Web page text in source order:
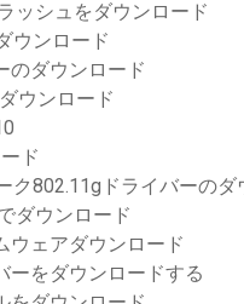
ッシュをダウンロード
ウンロード
のダウンロード
ウンロード
ド
ク802.11gドライバーのダ
ダウンロード
ウェアダウンロード
ーをダウンロードする